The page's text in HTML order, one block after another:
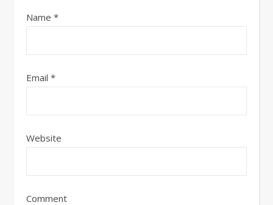
Name *
Email *
Website
Comment